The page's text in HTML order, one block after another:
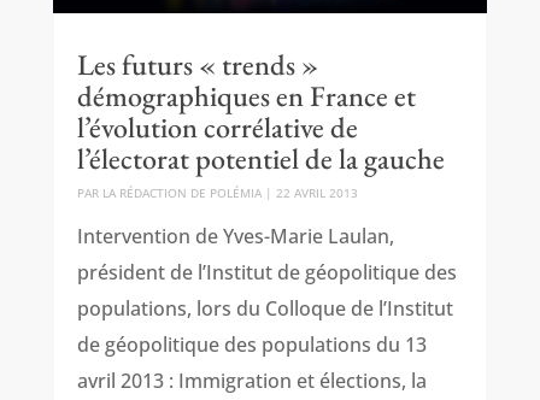
Les futurs « trends »
démographiques en France et
l’évolution corrélative de
l’électorat potentiel de la gauche
PAR LA RÉDACTION DE POLÉMIA| 22 AVRIL 2013
Intervention de Yves-Marie Laulan,
président de l’Institut de géopolitique des
populations, lors du Colloque de l’Institut
de géopolitique des populations du 13
avril 2013 : Immigration et élections, la